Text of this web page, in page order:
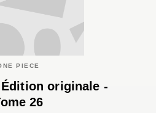
PIECE
originale -
26